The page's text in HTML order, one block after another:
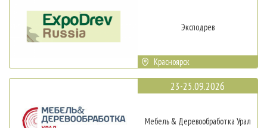
Эксподрев
Красноярск
23-25.09.2026
Мебель & Деревообработка Урал